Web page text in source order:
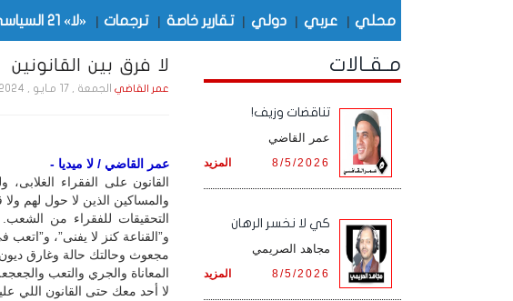
محلي | عربي | دولي | تقارير خاصة | ترجمات | «لا» 21 السياسي
لا فرق بين القانونين
عمر القاضيالجمعة , 17 مـايـو , 2024 الساعة 7:48:47 PM
عمر القاضي / لا ميديا -
القانون على الفقراء
والمساكين الذين لا حول لهم ولا
التحقيقات للفقراء من
و”القناعة كنز لا يفنى”،
مجعوث وحالتك حالة وغارق ديون
المعاناة والجري والتعب
لا أحد معك حتى القانون
مـقـالات
تناقضات وزيف!
عمر القاضي
المزيد 8/5/2026
كي لا نخسر الرهان
مجاهد الصريمي
المزيد 8/5/2026